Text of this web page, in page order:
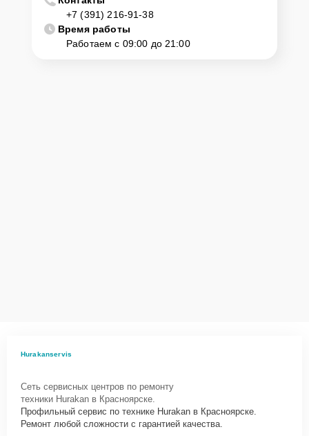
Если у клиента нет времени или возможности для перемещения
крупногабаритной техники, он может заказать курьерскую
доставку или услугу выезда мастера. Специалист приедет в
удобное место и время, проведет тщательную диагностику и при
Для запуска процесса ремонта овощерезки Hurakan HKN-FNT-10D
проконсультируют по всем необходимым вопросам, запишут на
диагностику, подскажут с вариантами курьерской доставки или
оформят выезд мастера в удобное время и место.
+7 (391) 216-91-38
Время работы
Работаем с 09:00 до 21:00
Hurakanservis
Сеть сервисных центров по ремонту
техники Hurakan в Красноярске.
Профильный сервис по технике Hurakan в Красноярске.
Ремонт любой сложности с гарантией качества.